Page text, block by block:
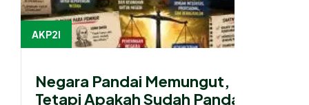
AKP2I
Negara Pandai Memungut,
Tetapi Apakah Sudah Pandai